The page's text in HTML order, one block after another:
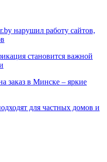
нарушил работу сайтов,
становится важной
заказ в Минске – яркие
для частных домов и